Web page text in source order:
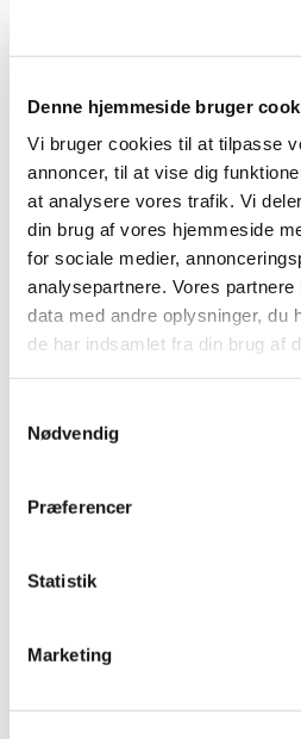
Denne hjemmeside bruger
Vi bruger cookies til at tilpasse
annoncer, til at vise dig
at analysere vores trafik. Vi
din brug af vores hjemmeside
for sociale medier,
analysepartnere. Vores
data med andre oplysninger, du
de har indsamlet fra din brug af
Nødvendig
Præferencer
Statistik
Marketing
Du vil måske